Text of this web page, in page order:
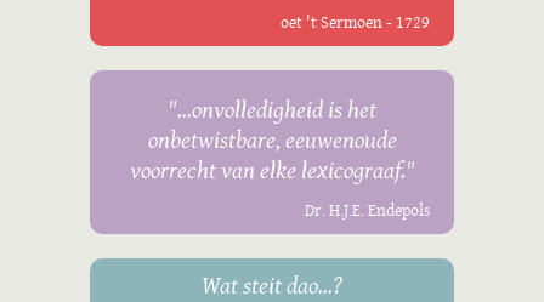
oet 't Sermoen - 1729
"...onvolledigheid is het
onbetwistbare, eeuwenoude
voorrecht van elke lexicograaf."
Dr. H.J.E. Endepols
Wat steit dao...?